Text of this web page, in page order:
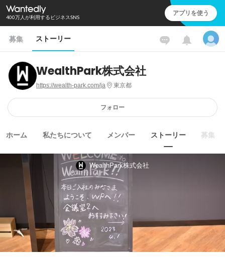
400万人が利用するビジネスSNS アプリを使う
募集 ストーリー
WealthPark株式会社
https://wealth-park.com/ja 東京都
フォロー
ホーム 私たちについて メンバー ストーリー 募集
WealthPark株式会社